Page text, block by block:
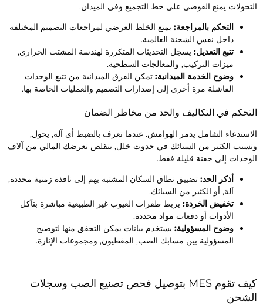
يمنع الفوضى على خط التجميع وفي الميدان.
التحكم بالمراجعة:يمنع الخلط العرضي لمراجعات التصميم المختلفة
داخل نفس الشحنة العالمية.
تتبع التعديل:يسجل التحديثات المتكررة لهندسة المشتت الحراري,
ميزات التركيب, والمعالجات السطحية.
وضوح الخدمة الميدانية:تمكن الفرق الميدانية من تتبع الوحدات
الفاشلة مرة أخرى إلى إصدارات التصميم والعمليات الخاصة بها.
في التكاليف والحد من مخاطر الضمان
الشامل يدمر الهوامش. عندما تعرف بالضبط أي آلة, يحول,
الكثير من السبائك في حدوث خلل, يتقلص تعرضك المالي من آلاف
إلى حفنة قليلة فقط.
أذكر الحد:تضييق نطاق السكان المشتبه بهم إلى نافذة زمنية محددة,
آلة, أو الكثير من السبائك.
تخفيض الخردة:يربط طفرات العيوب غير الطبيعية مباشرة بتآكل
الأدوات أو دفعات مواد محددة.
وضوح المسؤولية:يستخدم بيانات يمكن التحقق منها لتوضيح
المسؤولية بين مسابك الصب, المغطيون, ومجموعات الإنارة.
كيف تقوم MES بتوصيل فحص تصنيع الصب وسجلات